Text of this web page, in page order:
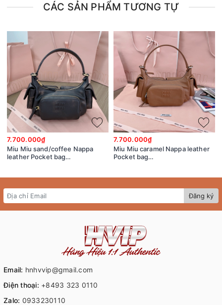
CÁC SẢN PHẨM TƯƠNG TỰ
7.700.000₫
Miu Miu sand/coffee Nappa
leather Pocket bag
7.700.000₫
Miu Miu caramel Nappa leather
Pocket bag
Đăng ký
Email: hnhvvip@gmail.com
Điện thoại: +8493 323 0110
Zalo: 0933230110